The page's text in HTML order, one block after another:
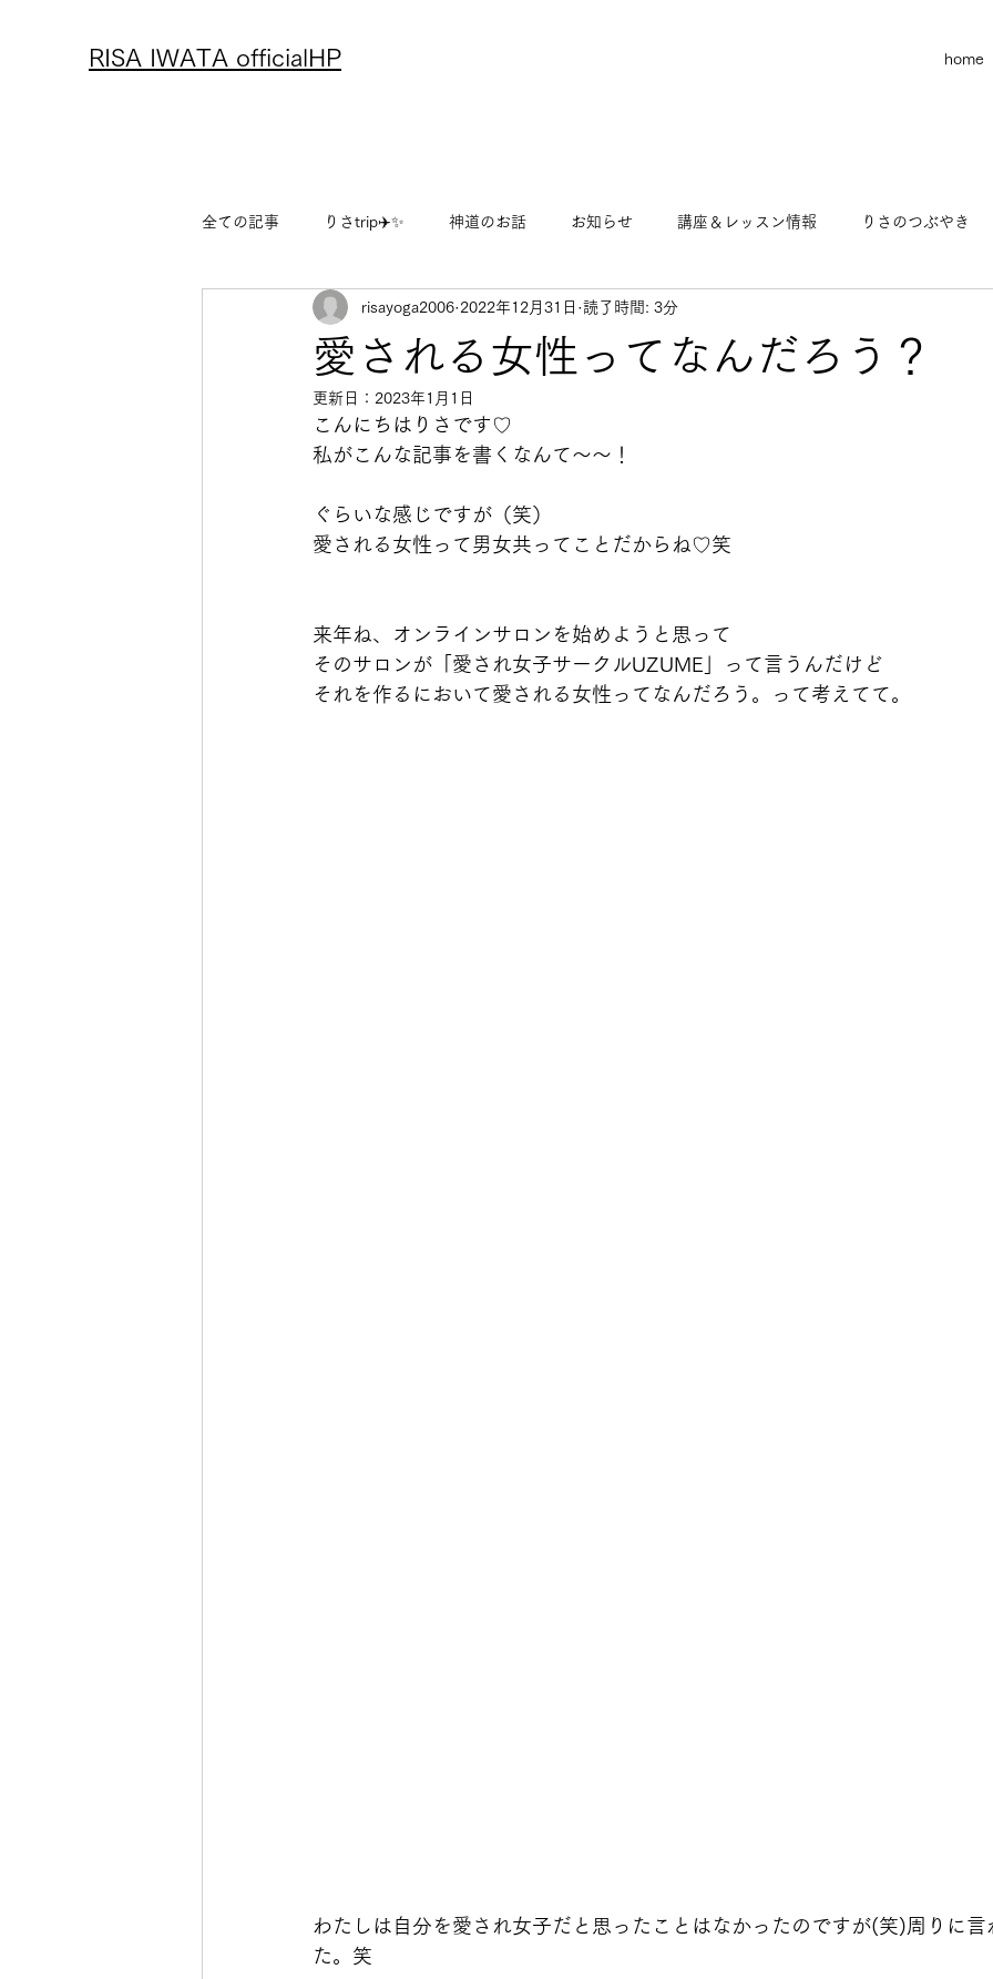
RISA IWATA officialHP home
全ての記事 りさtrip✈️✨ 神道のお話 お知らせ 講座＆レッスン情報 りさのつぶやき
アーユルヴェーダ レシピ お金のお話 りさのヨガ物語
りさのフリーランス物語 りさマインド
愛される女性ってなんだろう？
risayoga2006 2022年12月31日 読了時間: 3分
更新日： 2023年1月1日
こんにちはりさです♡
私がこんな記事を書くなんて〜〜！
ぐらいな感じですが（笑）
愛される女性って男女共ってことだからね♡笑
来年ね、オンラインサロンを始めようと思って
そのサロンが「愛され女子サークルUZUME」って言うんだけど
それを作るにおいて愛される女性ってなんだろう。って考えてて。
わたしは自分を愛され女子だと思ったことはなかったのですが(笑)周りに言
た。笑